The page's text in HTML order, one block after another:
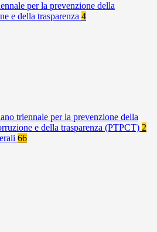
per la prevenzione della
e della trasparenza 4
triennale per la prevenzione della
e della trasparenza (PTPCT) 2
66